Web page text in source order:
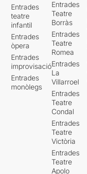
Entrades
teatre
infantil
Entrades
òpera
Entrades
improvisació
Entrades
monòlegs
Entrades
Teatre
Borràs
Entrades
Teatre
Romea
Entrades
La
Villarroel
Entrades
Teatre
Condal
Entrades
Teatre
Victòria
Entrades
Teatre
Apolo